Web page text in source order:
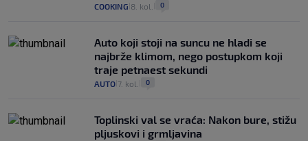
COOKING 8. kol. 0
Auto koji stoji na suncu ne hladi se
najbrže klimom, nego postupkom koji
traje petnaest sekundi
AUTO 7. kol. 0
Toplinski val se vraća: Nakon bure, stižu
pljuskovi i grmljavina